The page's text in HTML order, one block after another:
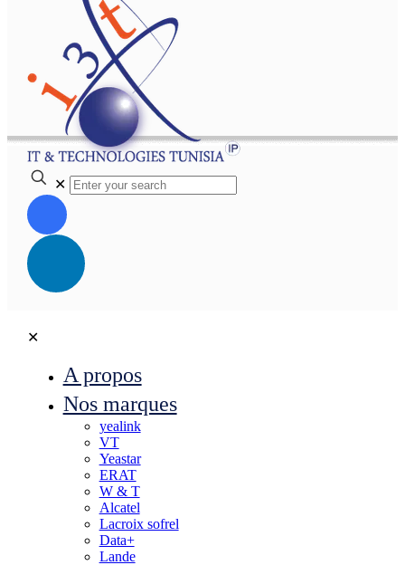
✕
✕
A propos
Nos marques
yealink
VT
Yeastar
ERAT
W & T
Alcatel
Lacroix sofrel
Data+
Lande